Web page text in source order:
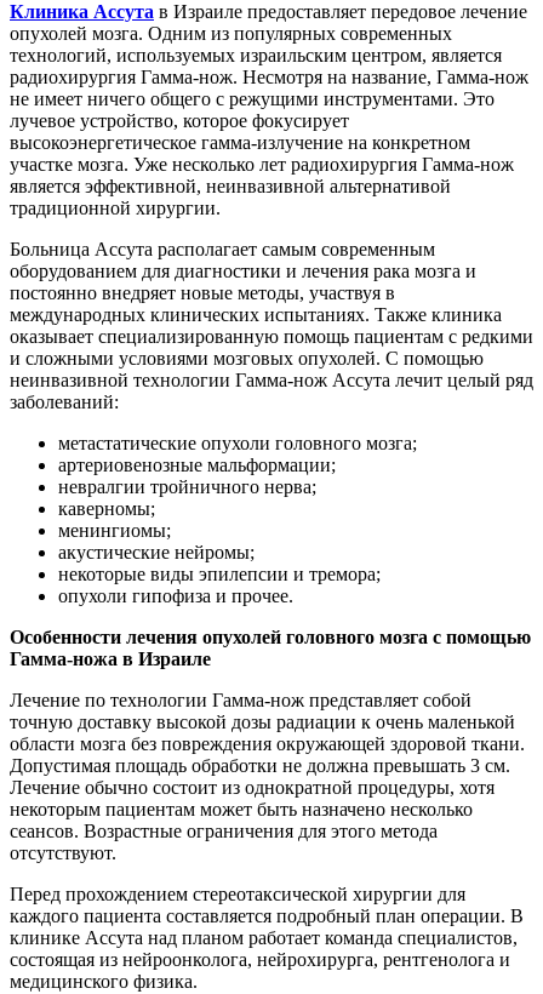
Клиника Ассута в Израиле предоставляет передовое лечение
опухолей мозга. Одним из популярных современных
технологий, используемых израильским центром, является
радиохирургия Гамма-нож. Несмотря на название, Гамма-нож
не имеет ничего общего с режущими инструментами. Это
лучевое устройство, которое фокусирует
высокоэнергетическое гамма-излучение на конкретном
участке мозга. Уже несколько лет радиохирургия Гамма-нож
является эффективной, неинвазивной альтернативой
традиционной хирургии.
Больница Ассута располагает самым современным
оборудованием для диагностики и лечения рака мозга и
постоянно внедряет новые методы, участвуя в
международных клинических испытаниях. Также клиника
оказывает специализированную помощь пациентам с редкими
и сложными условиями мозговых опухолей. С помощью
неинвазивной технологии Гамма-нож Ассута лечит целый ряд
заболеваний:
метастатические опухоли головного мозга;
артериовенозные мальформации;
невралгии тройничного нерва;
каверномы;
менингиомы;
акустические нейромы;
некоторые виды эпилепсии и тремора;
опухоли гипофиза и прочее.
Особенности лечения опухолей головного мозга с помощью
Гамма-ножа в Израиле
Лечение по технологии Гамма-нож представляет собой
точную доставку высокой дозы радиации к очень маленькой
области мозга без повреждения окружающей здоровой ткани.
Допустимая площадь обработки не должна превышать 3 см.
Лечение обычно состоит из однократной процедуры, хотя
некоторым пациентам может быть назначено несколько
сеансов. Возрастные ограничения для этого метода
отсутствуют.
Перед прохождением стереотаксической хирургии для
каждого пациента составляется подробный план операции. В
клинике Ассута над планом работает команда специалистов,
состоящая из нейроонколога, нейрохирурга, рентгенолога и
медицинского физика.